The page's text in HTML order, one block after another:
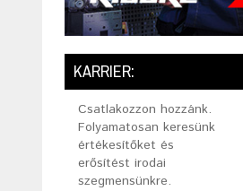
KARRIER:
Csatlakozzon hozzánk.
Folyamatosan keresünk
értékesítőket és
erősítést irodai
szegmensünkre.